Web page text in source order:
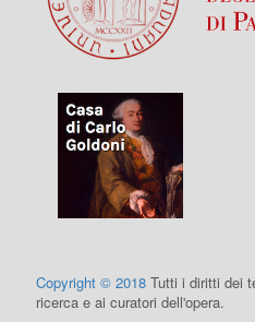
Copyright © 2018 Tutti i diritti dei
ricerca e ai curatori dell'opera.